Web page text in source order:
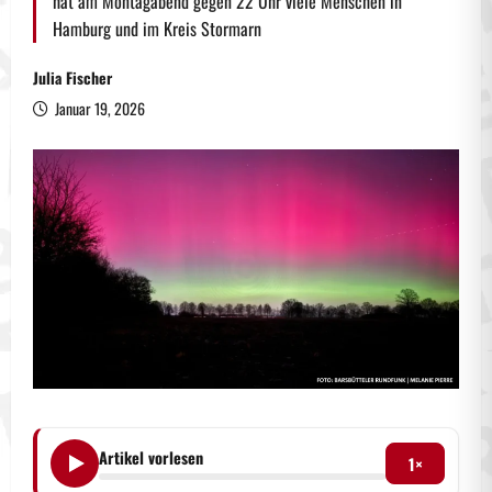
Hamburg und im Kreis Stormarn
Julia Fischer
Januar 19, 2026
Artikel vorlesen 1×